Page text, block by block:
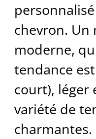
chevron.
moderne,
tendance
court), léger
variété de
charmantes.